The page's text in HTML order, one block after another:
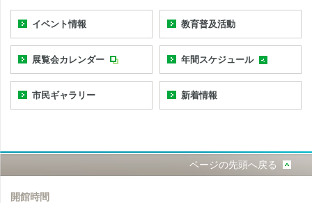
イベント情報 教育普及活動
展覧会カレンダー 年間スケジュール
市民ギャラリー 新着情報
ページの先頭へ戻る
開館時間